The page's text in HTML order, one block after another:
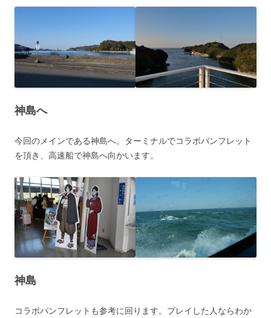
神島へ
今回のメインである神島へ。ターミナルでコラボパンフレット
を頂き、高速船で神島へ向かいます。
神島
コラボパンフレットも参考に回ります。プレイした人ならわか